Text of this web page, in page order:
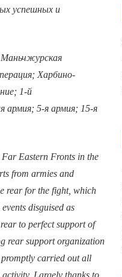
успешных и
Маньчжурская
Харбино-
1-й
армия; 5-я армия; 15-я
Far Eastern Fronts in the
from armies and
rear for the fight, which
disguised as
to perfect support of
rear support organization
carried out all
activity. Largely thanks to